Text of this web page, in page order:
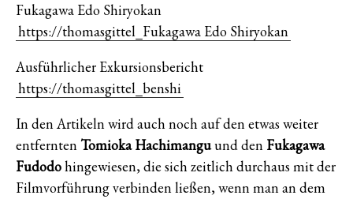
Fukagawa Edo Shiryokan
https://thomasgittel_Fukagawa Edo Shiryokan
Ausführlicher Exkursionsbericht
https://thomasgittel_benshi
In den Artikeln wird auch noch auf den etwas weiter
entferntenTomioka Hachimanguund den Fukagawa
Fudodohingewiesen, die sich zeitlich durchaus mit der
Filmvorführung verbinden ließen, wenn man an dem